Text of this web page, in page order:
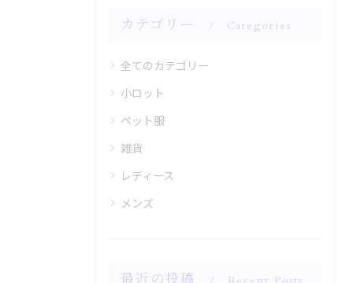
カテゴリー Categories
全てのカテゴリー
小ロット
ペット服
雑貨
レディース
メンズ